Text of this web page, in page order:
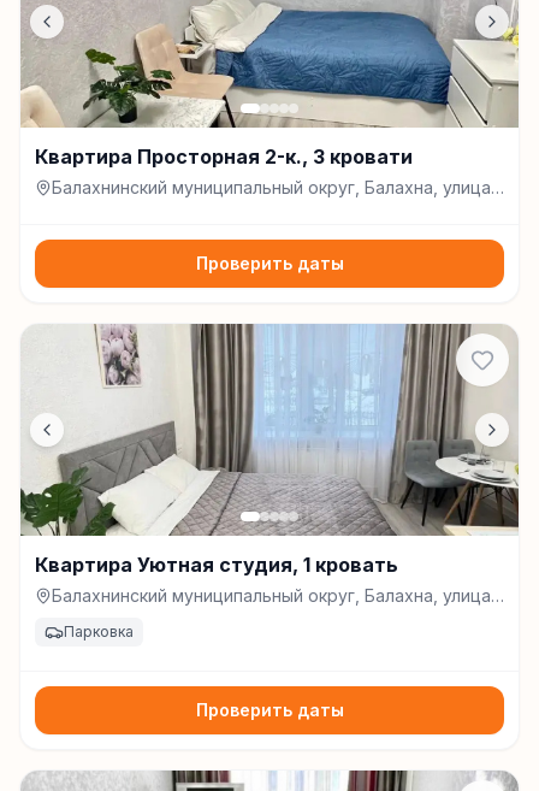
Квартира Просторная 2-к., 3 кровати
Балахнинский муниципальный округ, Балахна, улица
Проверить даты
Квартира Уютная студия, 1 кровать
Балахнинский муниципальный округ, Балахна, улица
Парковка
Проверить даты